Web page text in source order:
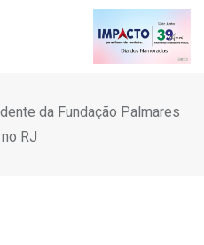
da Fundação Palmares
RJ